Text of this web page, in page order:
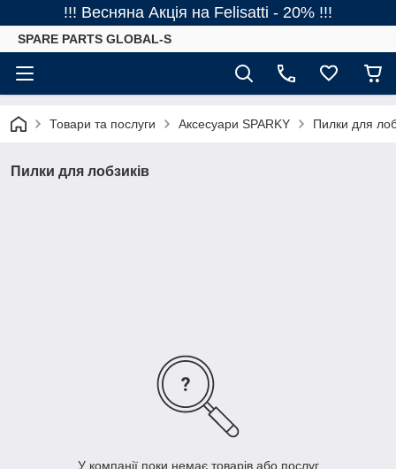
!!! Весняна Акція на Felisatti - 20% !!!
SPARE PARTS GLOBAL-S
Товари та послуги Аксесуари SPARKY Пилки для
Пилки для лобзиків
У компанії поки немає товарів або послуг